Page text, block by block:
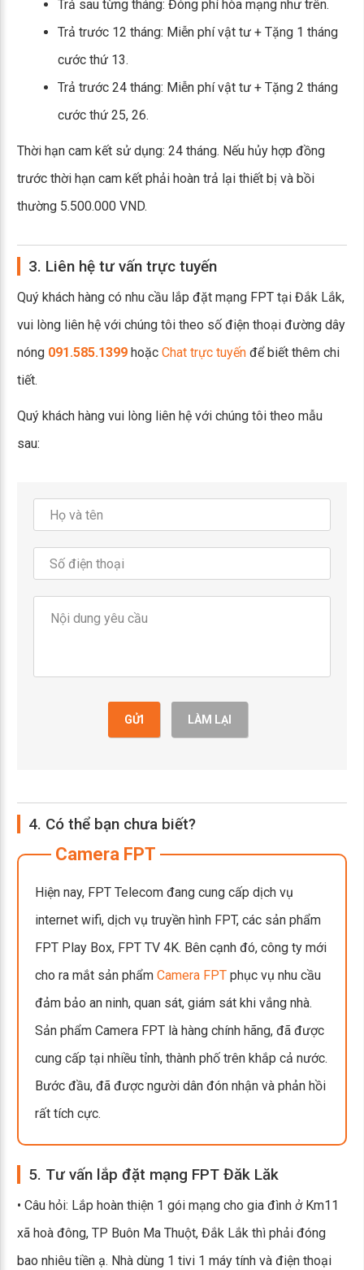
Trả sau từng tháng: Đóng phí hòa mạng như trên.
Trả trước 12 tháng: Miễn phí vật tư + Tặng 1 tháng
cước thứ 13.
Trả trước 24 tháng: Miễn phí vật tư + Tặng 2 tháng
cước thứ 25, 26.
Thời hạn cam kết sử dụng: 24 tháng. Nếu hủy hợp đồng
trước thời hạn cam kết phải hoàn trả lại thiết bị và bồi
thường 5.500.000 VND.
3. Liên hệ tư vấn trực tuyến
Quý khách hàng có nhu cầu lắp đặt mạng FPT tại Đắk Lắk,
vui lòng liên hệ với chúng tôi theo số điện thoại đường dây
nóng 091.585.1399 hoặc Chat trực tuyến để biết thêm chi
tiết.
Quý khách hàng vui lòng liên hệ với chúng tôi theo mẫu
sau:
GỬI LÀM LẠI
4. Có thể bạn chưa biết?
Camera FPT
Hiện nay, FPT Telecom đang cung cấp dịch vụ
internet wifi, dịch vụ truyền hình FPT, các sản phẩm
FPT Play Box, FPT TV 4K. Bên cạnh đó, công ty mới
cho ra mắt sản phẩm Camera FPT phục vụ nhu cầu
đảm bảo an ninh, quan sát, giám sát khi vắng nhà.
Sản phẩm Camera FPT là hàng chính hãng, đã được
cung cấp tại nhiều tỉnh, thành phố trên khắp cả nước.
Bước đầu, đã được người dân đón nhận và phản hồi
rất tích cực.
5. Tư vấn lắp đặt mạng FPT Đăk Lăk
• Câu hỏi: Lắp hoàn thiện 1 gói mạng cho gia đình ở Km11
xã hoà đông, TP Buôn Ma Thuột, Đắk Lắk thì phải đóng
bao nhiêu tiền ạ. Nhà dùng 1 tivi 1 máy tính và điện thoại